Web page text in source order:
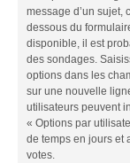
message d’un sujet,
dessous du
disponible, il est
des sondages.
options dans les
sur une nouvelle
utilisateurs peuvent
« Options par
de temps en jours et
votes.